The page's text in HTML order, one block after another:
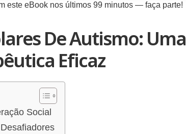
este eBook nos últimos 99minutos — faça parte!
De Autismo: Uma
Eficaz
Social